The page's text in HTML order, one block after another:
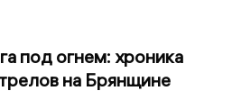
под огнем: хроника
на Брянщине